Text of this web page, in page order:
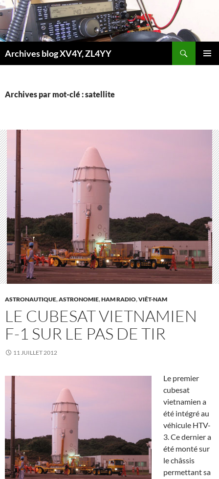
Aller
au
contenu
Archives blog XV4Y, ZL4YY
Archives par mot-clé : satellite
ASTRONAUTIQUE,ASTRONOMIE,HAM RADIO,VIÊT-NAM
LE CUBESAT VIETNAMIEN
F-1 SUR LE PAS DE TIR
11 JUILLET 2012
Le premier
cubesat
vietnamien a
été intégré au
véhicule HTV-
3. Ce dernier a
été monté sur
le châssis
permettant sa